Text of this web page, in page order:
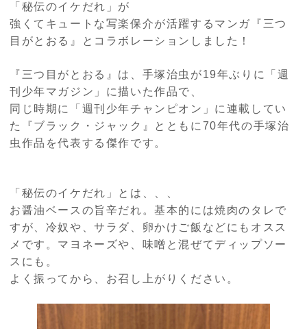
「秘伝のイケだれ」が
強くてキュートな写楽保介が活躍するマンガ『三つ
目がとおる』とコラボレーションしました！
『三つ目がとおる』は、手塚治虫が19年ぶりに「週
刊少年マガジン」に描いた作品で、
同じ時期に「週刊少年チャンピオン」に連載してい
た『ブラック・ジャック』とともに70年代の手塚治
虫作品を代表する傑作です。
「秘伝のイケだれ」とは、、、
お醤油ベースの旨辛だれ。基本的には焼肉のタレで
すが、冷奴や、サラダ、卵かけご飯などにもオスス
メです。マヨネーズや、味噌と混ぜてディップソー
スにも。
よく振ってから、お召し上がりください。